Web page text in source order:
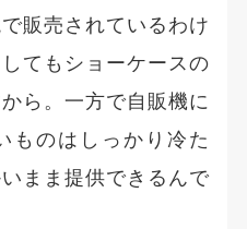
販売されているわけ
てもショーケースの
ら。一方で自販機に
ものはしっかり冷た
まま提供できるんで